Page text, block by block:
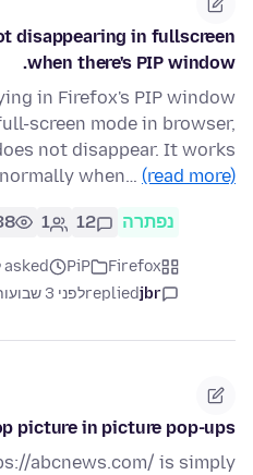
disappearing in fullscreen
when there's PIP window.
in Firefox's PIP window
screen mode in browser,
not disappear. It works
normally when… (read more)
נפתרה 12
1
Firefox
PiP
asked לפני חודש
jbr
repliedלפני 3 שבועות
picture in picture pop-ups
abcnews.com/ is simply